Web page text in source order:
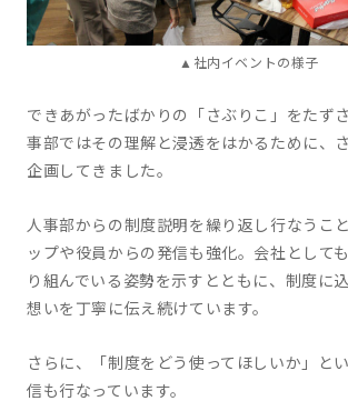
▲社内イベントの様子
できあがったばかりの「さぶりこ」をたず
事部ではその理解と浸透をはかるために、
企画してきました。
人事部からの制度説明を繰り返し行なうこ
ップや役員からの発信も強化。会社として
り組んでいる姿勢を示すとともに、制度に
想いを丁寧に伝え続けています。
さらに、「制度をどう使ってほしいか」と
信も行なっています。